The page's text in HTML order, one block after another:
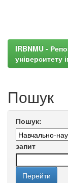
IRBNMU -
університету
Пошук
Пошук:
запит